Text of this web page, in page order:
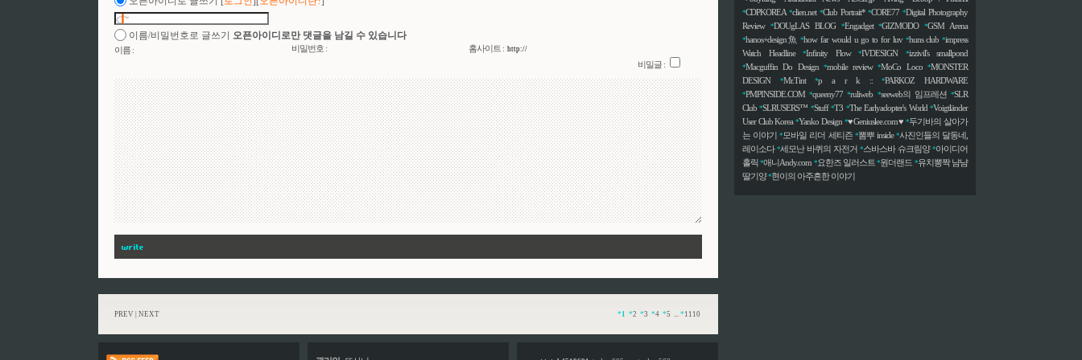
이름/비밀번호로 글쓰기 오픈아이디로만 댓글을 남길 수 있습니다
이름 : 비밀번호 :
홈사이트 :
비밀글 :
*1 *2 *3 *4 *5 ... * 1110
PREV NEXT
*CDPKOREA *clien.net *Club Portrait* *CORE77 *Digital Photography
Review
*DOUgLAS BLOG *Engadget *GIZMODO *GSM Arena
*hanos+design魚 *how far would u go to for luv *huns club *impress
Watch Headline
*Infinity Flow *IVDESIGN *izzivil's smallpond
*Macguffin Do Design *mobile review *MoCo Loco *MONSTER
DESIGN
*Mr.Tint *p a r k :: *PARKOZ HARDWARE
*PMPINSIDE.COM *queeny77 *ruliweb *seeweb의 임프레션 *SLR
Club *SLRUSERS™ *Stuff *T3 *The Earlyadopter's World *Voigtländer
User Club Korea *Yanko Design *♥Geniuslee.com♥ *두기바의 살아가
는 이야기 * 모바일 리더 세티즌 *뽐뿌 inside *사진인들의 달동네,
레이소다 *세모난 바퀴의 자전거 *스바스바 슈크림양 *아이디어
홀릭 *애니Andy.com *요한즈 일러스트 *원더랜드 *유치뽕짝 냠냠
딸기양 *현이의 아주흔한 이야기